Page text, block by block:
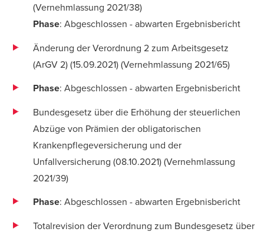
(Vernehmlassung 2021/38)
Phase: Abgeschlossen - abwarten Ergebnisbericht
Änderung der Verordnung 2 zum Arbeitsgesetz
(ArGV 2) (15.09.2021) (Vernehmlassung 2021/65)
Phase: Abgeschlossen - abwarten Ergebnisbericht
Bundesgesetz über die Erhöhung der steuerlichen
Abzüge von Prämien der obligatorischen
Krankenpflegeversicherung und der
Unfallversicherung (08.10.2021) (Vernehmlassung
2021/39)
Phase: Abgeschlossen - abwarten Ergebnisbericht
Totalrevision der Verordnung zum Bundesgesetz über